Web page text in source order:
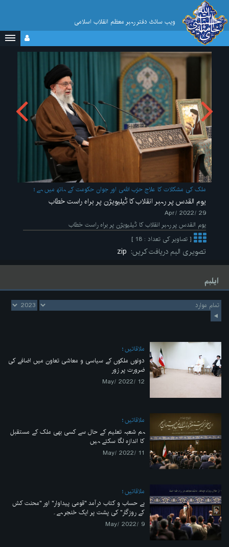
ویب سائٹ دفتر رہبر معظم انقلاب اسلامی
ملک کی مشکلات کا علاج حزب اللہی اور جوان حکومت کے ہاتھ میں ہے
یوم القدس پر رہبر انقلاب کا ٹیلیویژن پر براہ راست خطاب
29 /Apr/ 2022
یوم القدس پر رہبر انقلاب کا ٹیلیویژن پر براہ راست خطاب
[ تصاویر کی تعداد : 18 ]
تصویری البم دریافت کریں:
ایلبم
ملاقاتیں
دونوں ملکوں کے سیاسی و معاشی تعاون میں اضافے کی
ضرورت پر زور
12 /May/ 2022
ملاقاتیں
ہم شعبہ تعلیم کے حال سے کسی بھی ملک کے مستقبل
کا اندازہ لگا سکتے ہیں
11 /May/ 2022
ملاقاتیں
بے حساب و کتاب درآمد "قومی پیداوار" اور "محنت کش
کے روزگار" کی پشت پر ایک خنجر ہے۔
9 /May/ 2022